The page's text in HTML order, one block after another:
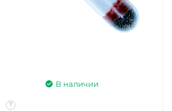
В наличии
?